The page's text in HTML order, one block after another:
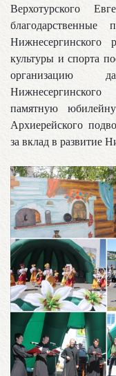
Верхотурского
Нижнесергинского
культуры и спорта
организацию
памятную
Архиерейского
за вклад в развитие